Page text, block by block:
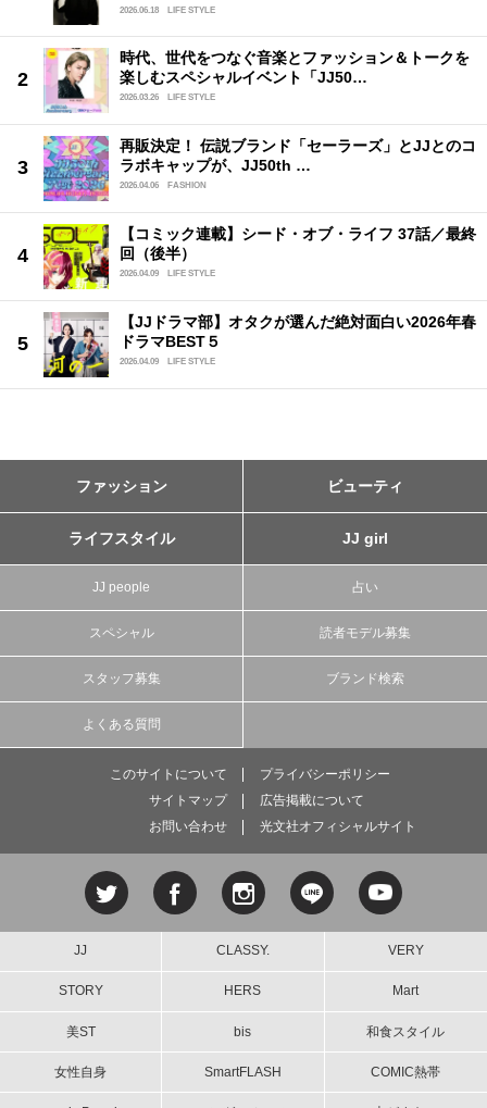
2026.06.18
LIFE STYLE
時代、世代をつなぐ音楽とファッション＆トークを
楽しむスペシャルイベント「JJ50…
2026.03.26 LIFE STYLE
再販決定！ 伝説ブランド「セーラーズ」とJJとのコ
ラボキャップが、JJ50th …
2026.04.06 FASHION
【コミック連載】シード・オブ・ライフ 37話／最終
回（後半）
2026.04.09 LIFE STYLE
【JJドラマ部】オタクが選んだ絶対面白い2026年春
ドラマBEST５
2026.04.09 LIFE STYLE
ファッション ビューティ
ライフスタイル JJ girl
JJ people 占い
スペシャル 読者モデル募集
スタッフ募集 ブランド検索
よくある質問
このサイトについて
プライバシーポリシー
サイトマップ
広告掲載について
お問い合わせ
光文社オフィシャルサイト
JJ CLASSY. VERY
STORY HERS Mart
美ST bis 和食スタイル
女性自身 SmartFLASH COMIC熱帯